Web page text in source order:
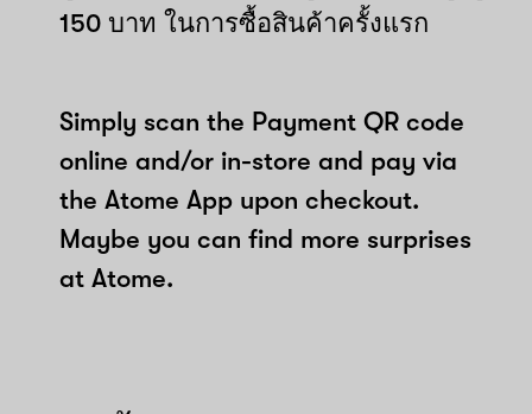
150 บาท ในการซื้อสินค้าครั้งแรก
Simply scan the Payment QR code
online and/or in-store and pay via
the Atome App upon checkout.
Maybe you can find more surprises
at Atome.